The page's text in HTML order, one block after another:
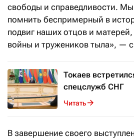
свободы и справедливости.
помнить беспримерный в
подвиг наших отцов и матерей,
войны и тружеников тыла», —
Токаев
спецслужб СНГ
Читать
В завершение своего